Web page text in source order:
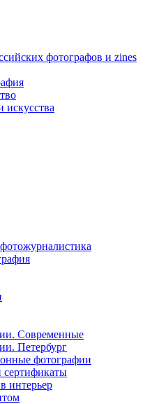
фотографов и zines
искусства
Современные
Петербург
фотографии
интерьер